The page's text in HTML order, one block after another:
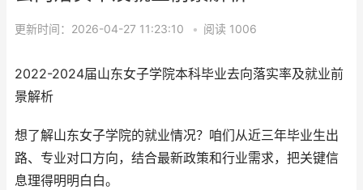
更新时间：2026-04-27 11:23:10 • 阅读 1006
2022-2024届山东女子学院本科毕业去向落实率及就业前
景解析
想了解山东女子学院的就业情况？咱们从近三年毕业生出
路、专业对口方向，结合最新政策和行业需求，把关键信
息理得明明白白。